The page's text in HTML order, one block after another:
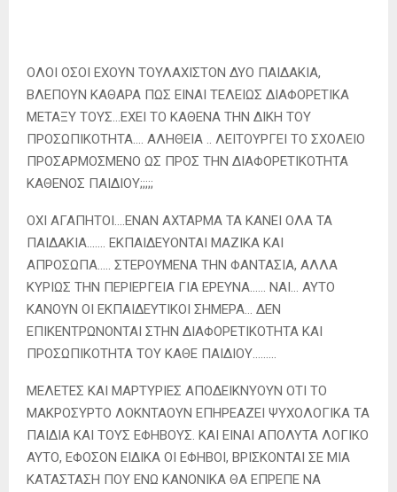
ΟΛΟΙ ΟΣΟΙ ΕΧΟΥΝ ΤΟΥΛΑΧΙΣΤΟΝ ΔΥΟ ΠΑΙΔΑΚΙΑ,
ΒΛΕΠΟΥΝ ΚΑΘΑΡΑ ΠΩΣ ΕΙΝΑΙ ΤΕΛΕΙΩΣ ΔΙΑΦΟΡΕΤΙΚΑ
ΜΕΤΑΞΥ ΤΟΥΣ…ΕΧΕΙ ΤΟ ΚΑΘΕΝΑ ΤΗΝ ΔΙΚΗ ΤΟΥ
ΠΡΟΣΩΠΙΚΟΤΗΤΑ…. ΑΛΗΘΕΙΑ .. ΛΕΙΤΟΥΡΓΕΙ ΤΟ ΣΧΟΛΕΙΟ
ΠΡΟΣΑΡΜΟΣΜΕΝΟ ΩΣ ΠΡΟΣ ΤΗΝ ΔΙΑΦΟΡΕΤΙΚΟΤΗΤΑ
ΚΑΘΕΝΟΣ ΠΑΙΔΙΟΥ;;;;;
ΟΧΙ ΑΓΑΠΗΤΟΙ….ΕΝΑΝ ΑΧΤΑΡΜΑ ΤΑ ΚΑΝΕΙ ΟΛΑ ΤΑ
ΠΑΙΔΑΚΙΑ……. ΕΚΠΑΙΔΕΥΟΝΤΑΙ ΜΑΖΙΚΑ ΚΑΙ
ΑΠΡΟΣΩΠΑ….. ΣΤΕΡΟΥΜΕΝΑ ΤΗΝ ΦΑΝΤΑΣΙΑ, ΑΛΛΑ
ΚΥΡΙΩΣ ΤΗΝ ΠΕΡΙΕΡΓΕΙΑ ΓΙΑ ΕΡΕΥΝΑ…… ΝΑΙ… ΑΥΤΟ
ΚΑΝΟΥΝ ΟΙ ΕΚΠΑΙΔΕΥΤΙΚΟΙ ΣΗΜΕΡΑ… ΔΕΝ
ΕΠΙΚΕΝΤΡΩΝΟΝΤΑΙ ΣΤΗΝ ΔΙΑΦΟΡΕΤΙΚΟΤΗΤΑ ΚΑΙ
ΠΡΟΣΩΠΙΚΟΤΗΤΑ ΤΟΥ ΚΑΘΕ ΠΑΙΔΙΟΥ………
ΜΕΛΕΤΕΣ ΚΑΙ ΜΑΡΤΥΡΙΕΣ ΑΠΟΔΕΙΚΝΥΟΥΝ ΟΤΙ ΤΟ
ΜΑΚΡΟΣΥΡΤΟ ΛΟΚΝΤΑΟΥΝ ΕΠΗΡΕΑΖΕΙ ΨΥΧΟΛΟΓΙΚΑ ΤΑ
ΠΑΙΔΙΑ ΚΑΙ ΤΟΥΣ ΕΦΗΒΟΥΣ. ΚΑΙ ΕΙΝΑΙ ΑΠΟΛΥΤΑ ΛΟΓΙΚΟ
ΑΥΤΟ, ΕΦΟΣΟΝ ΕΙΔΙΚΑ ΟΙ ΕΦΗΒΟΙ, ΒΡΙΣΚΟΝΤΑΙ ΣΕ ΜΙΑ
ΚΑΤΑΣΤΑΣΗ ΠΟΥ ΕΝΩ ΚΑΝΟΝΙΚΑ ΘΑ ΕΠΡΕΠΕ ΝΑ